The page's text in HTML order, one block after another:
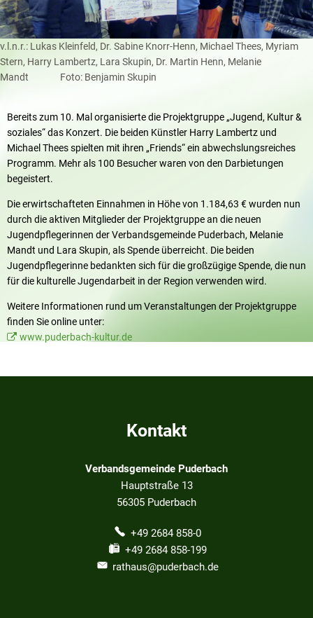
v.l.n.r.: Lukas Kleinfeld, Dr. Sabine Knorr-Henn, Michael Thees, Myriam
Stern, Harry Lambertz, Lara Skupin, Dr. Martin Henn, Melanie
Mandt Foto: Benjamin Skupin
Bereits zum 10. Mal organisierte die Projektgruppe „Jugend, Kultur &
soziales“ das Konzert. Die beiden Künstler Harry Lambertz und
Michael Thees spielten mit ihren „Friends“ ein abwechslungsreiches
Programm. Mehr als 100 Besucher waren von den Darbietungen
begeistert.
Die erwirtschafteten Einnahmen in Höhe von 1.184,63 € wurden nun
durch die aktiven Mitglieder der Projektgruppe an die neuen
Jugendpflegerinnen der Verbandsgemeinde Puderbach, Melanie
Mandt und Lara Skupin, als Spende überreicht. Die beiden
Jugendpflegerinne bedankten sich für die großzügige Spende, die nun
für die kulturelle Jugendarbeit in der Region verwenden wird.
Weitere Informationen rund um Veranstaltungen der Projektgruppe
finden Sie online unter:
www.puderbach-kultur.de
Kontakt
Verbandsgemeinde Puderbach
Hauptstraße 13
56305 Puderbach
+49 2684 858-0
+49 2684 858-199
rathaus@puderbach.de